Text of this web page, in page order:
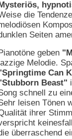
die
Seiten
Pianotöne geben
Melodie.
Can
Beast"
schnell zu
leisen Tönen
ihrer
überraschend